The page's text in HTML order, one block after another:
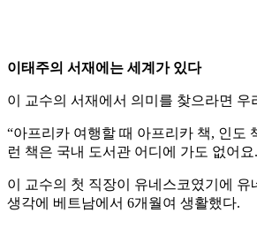
이태주의 서재에는 세계가 있다
이 교수의 서재에서 의미를 찾으라면
“아프리카 여행할 때 아프리카 책, 인도
런 책은 국내 도서관 어디에 가도 없어요
이 교수의 첫 직장이 유네스코였기에
생각에 베트남에서 6개월여 생활했다.